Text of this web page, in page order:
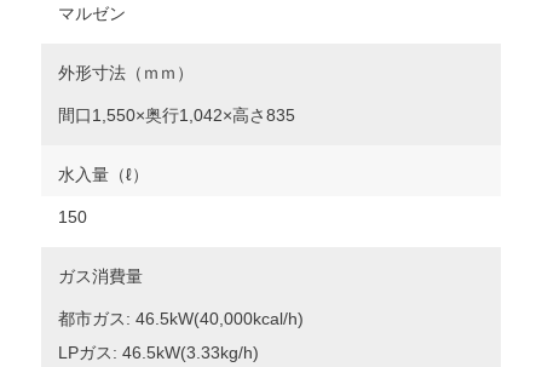
マルゼン
外形寸法（ｍｍ）
間口1,550×奥行1,042×高さ835
水入量（ℓ）
150
ガス消費量
都市ガス: 46.5kW(40,000kcal/h)
LPガス: 46.5kW(3.33kg/h)